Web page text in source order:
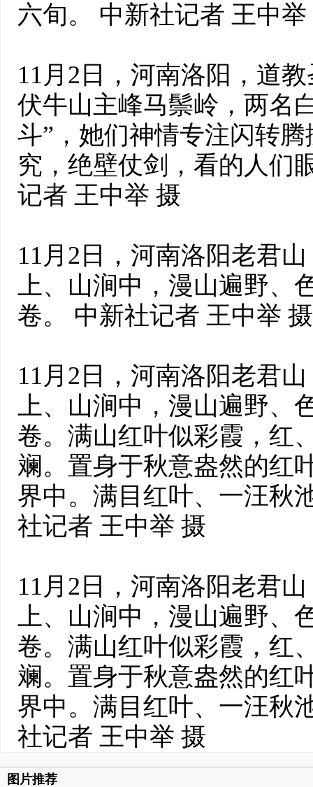
六旬。 中新社记者 王中举
11月2日，河南洛阳，道
伏牛山主峰马鬃岭，两名
斗”，她们神情专注闪转
究，绝壁仗剑，看的人们
记者 王中举 摄
11月2日，河南洛阳老君
上、山涧中，漫山遍野、
卷。 中新社记者 王中举 摄
11月2日，河南洛阳老君
上、山涧中，漫山遍野、
卷。满山红叶似彩霞，红
斓。置身于秋意盎然的红
界中。满目红叶、一汪秋
社记者 王中举 摄
11月2日，河南洛阳老君
上、山涧中，漫山遍野、
卷。满山红叶似彩霞，红
斓。置身于秋意盎然的红
界中。满目红叶、一汪秋
社记者 王中举 摄
图片推荐